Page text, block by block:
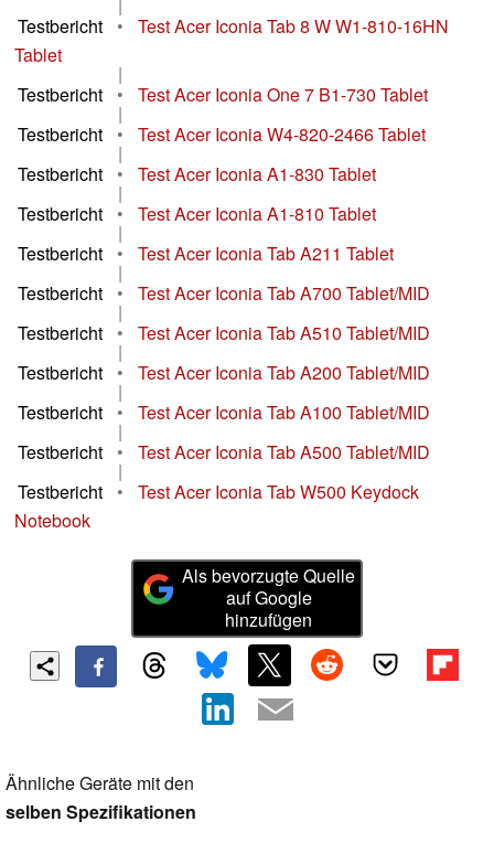
|
Testbericht
•
Test Acer Iconia Tab 8 W W1-810-16HN
Tablet
|
Testbericht
• Test Acer Iconia One 7 B1-730 Tablet
|
Testbericht
• Test Acer Iconia W4-820-2466 Tablet
|
Testbericht
• Test Acer Iconia A1-830 Tablet
|
Testbericht
• Test Acer Iconia A1-810 Tablet
|
Testbericht
• Test Acer Iconia Tab A211 Tablet
|
Testbericht
• Test Acer Iconia Tab A700 Tablet/MID
|
Testbericht
• Test Acer Iconia Tab A510 Tablet/MID
|
Testbericht
• Test Acer Iconia Tab A200 Tablet/MID
|
Testbericht
• Test Acer Iconia Tab A100 Tablet/MID
|
Testbericht
• Test Acer Iconia Tab A500 Tablet/MID
|
Testbericht
•
Test Acer Iconia Tab W500 Keydock
Notebook
Als bevorzugte Quelle
auf Google
hinzufügen
Ähnliche Geräte mit den
selben Spezifikationen